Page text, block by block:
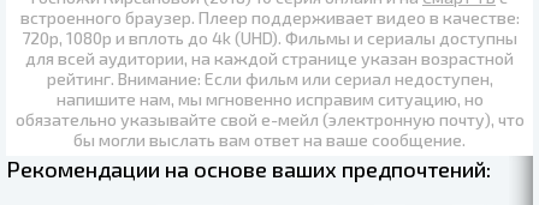
встроенного браузер. Плеер поддерживает видео в качестве:
720p, 1080p и вплоть до 4k (UHD). Фильмы и сериалы доступны
для всей аудитории, на каждой странице указан возрастной
рейтинг. Внимание: Если фильм или сериал недоступен,
напишите нам, мы мгновенно исправим ситуацию, но
обязательно указывайте свой е-мейл (электронную почту), что
бы могли выслать вам ответ на ваше сообщение.
Рекомендации на основе ваших предпочтений: